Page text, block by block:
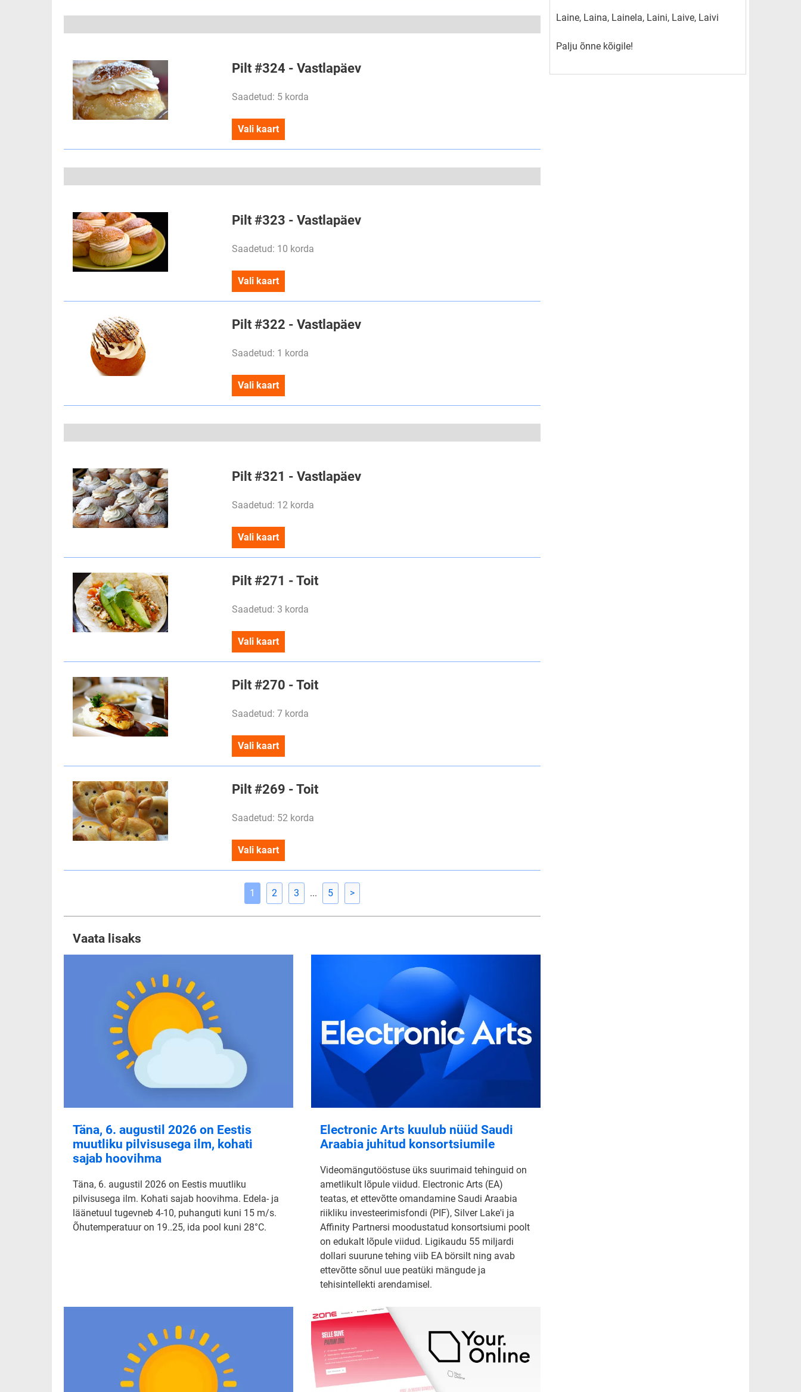
Pilt #324 - Vastlapäev
Saadetud: 5 korda
Vali kaart
Pilt #323 - Vastlapäev
Saadetud: 10 korda
Vali kaart
Pilt #322 - Vastlapäev
Saadetud: 1 korda
Vali kaart
Pilt #321 - Vastlapäev
Saadetud: 12 korda
Vali kaart
Pilt #271 - Toit
Saadetud: 3 korda
Vali kaart
Pilt #270 - Toit
Saadetud: 7 korda
Vali kaart
Pilt #269 - Toit
Saadetud: 52 korda
Vali kaart
1 2 3 ... 5 >
Vaata lisaks
Täna, 6. augustil 2026 on Eestis
muutliku pilvisusega ilm, kohati
sajab hoovihma
Täna, 6. augustil 2026 on Eestis muutliku
pilvisusega ilm. Kohati sajab hoovihma. Edela- ja
läänetuul tugevneb 4-10, puhanguti kuni 15 m/s.
Õhutemperatuur on 19..25, ida pool kuni 28°C.
Electronic Arts kuulub nüüd Saudi
Araabia juhitud konsortsiumile
Videomängutööstuse üks suurimaid tehinguid on
ametlikult lõpule viidud. Electronic Arts (EA)
teatas, et ettevõtte omandamine Saudi Araabia
riikliku investeerimisfondi (PIF), Silver Lake'i ja
Affinity Partnersi moodustatud konsortsiumi poolt
on edukalt lõpule viidud. Ligikaudu 55 miljardi
dollari suurune tehing viib EA börsilt ning avab
ettevõtte sõnul uue peatüki mängude ja
tehisintellekti arendamisel.
Laine, Laina, Lainela, Laini, Laive, Laivi
Palju õnne kõigile!